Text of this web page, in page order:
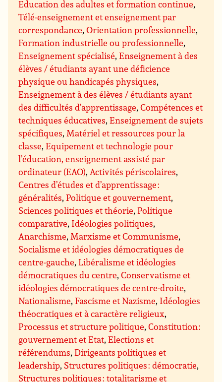
Education des adultes et formation continue,
Télé-enseignement et enseignement par
correspondance,Orientation professionnelle,
Formation industrielle ou professionnelle,
Enseignement spécialisé,Enseignement à des
élèves / étudiants ayant une déficience
physique ou handicapés physiques,
Enseignement à des élèves / étudiants ayant
des difficultés d’apprentissage,Compétences et
techniques éducatives,Enseignement de sujets
spécifiques,Matériel et ressources pour la
classe,Equipement et technologie pour
l’éducation, enseignement assisté par
ordinateur (EAO),Activités périscolaires,
Centres d’études et d’apprentissage :
généralités,Politique et gouvernement,
Sciences politiques et théorie,Politique
comparative, Idéologies politiques,
Anarchisme,Marxisme et Communisme,
Socialisme et idéologies démocratiques de
centre-gauche,Libéralisme et idéologies
démocratiques du centre,Conservatisme et
idéologies démocratiques de centre-droite,
Nationalisme,Fascisme et Nazisme, Idéologies
théocratiques et à caractère religieux,
Processus et structure politique,Constitution :
gouvernement et Etat,Elections et
référendums,Dirigeants politiques et
leadership, Structures politiques : démocratie,
Structures politiques : totalitarisme et